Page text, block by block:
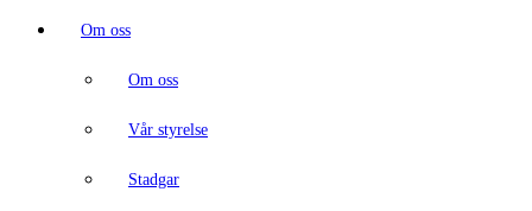
Om oss
Om oss
Vår styrelse
Stadgar